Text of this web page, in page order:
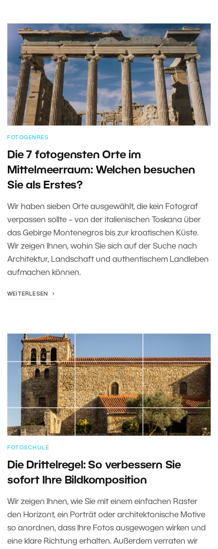
FOTOGENRES
Die 7 fotogensten Orte im
Mittelmeerraum: Welchen besuchen
Sie als Erstes?
Wir haben sieben Orte ausgewählt, die kein Fotograf
verpassen sollte – von der italienischen Toskana über
das Gebirge Montenegros bis zur kroatischen Küste.
Wir zeigen Ihnen, wohin Sie sich auf der Suche nach
Architektur, Landschaft und authentischem Landleben
aufmachen können.
WEITERLESEN
FOTOSCHULE
Die Drittelregel: So verbessern Sie
sofort Ihre Bildkomposition
Wir zeigen Ihnen, wie Sie mit einem einfachen Raster
den Horizont, ein Porträt oder architektonische Motive
so anordnen, dass Ihre Fotos ausgewogen wirken und
eine klare Richtung erhalten. Außerdem verraten wir